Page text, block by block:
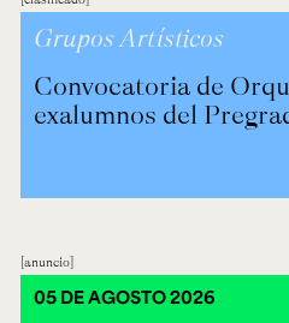
Grupos Artísticos
Convocatoria de
exalumnos del
anuncio
05 DE AGOSTO 2026